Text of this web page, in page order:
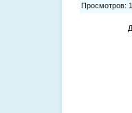
Просмотров: